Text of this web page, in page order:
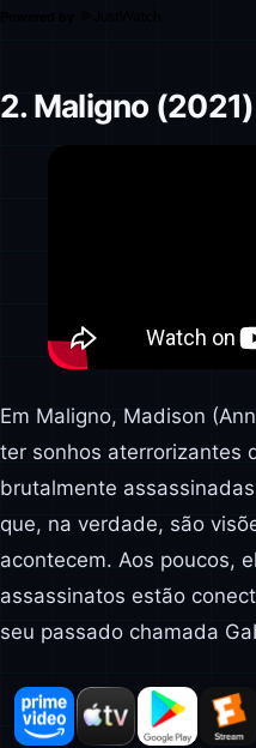
2. Maligno (2021)
Em Maligno, Madison
ter sonhos aterrorizantes
brutalmente
que, na verdade, são
acontecem. Aos poucos,
assassinatos estão
seu passado chamada